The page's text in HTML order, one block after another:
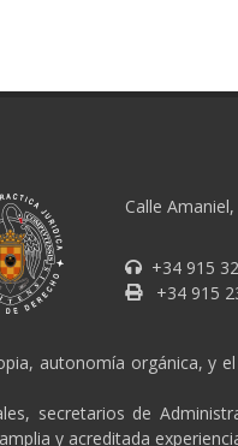
Calle
+34 915
+34 915
autonomía orgánica, y
secretarios de
y acreditada